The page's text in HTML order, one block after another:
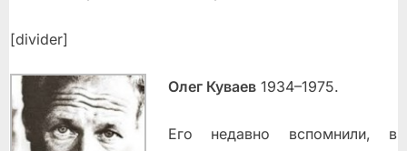
[divider]
Олег Куваев 1934–1975.
Его недавно вспомнили, в